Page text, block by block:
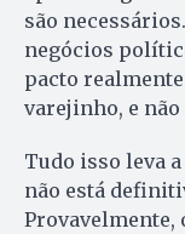
são
negócios
pacto
varejinho, e não
Tudo isso leva
não está
Provavelmente,